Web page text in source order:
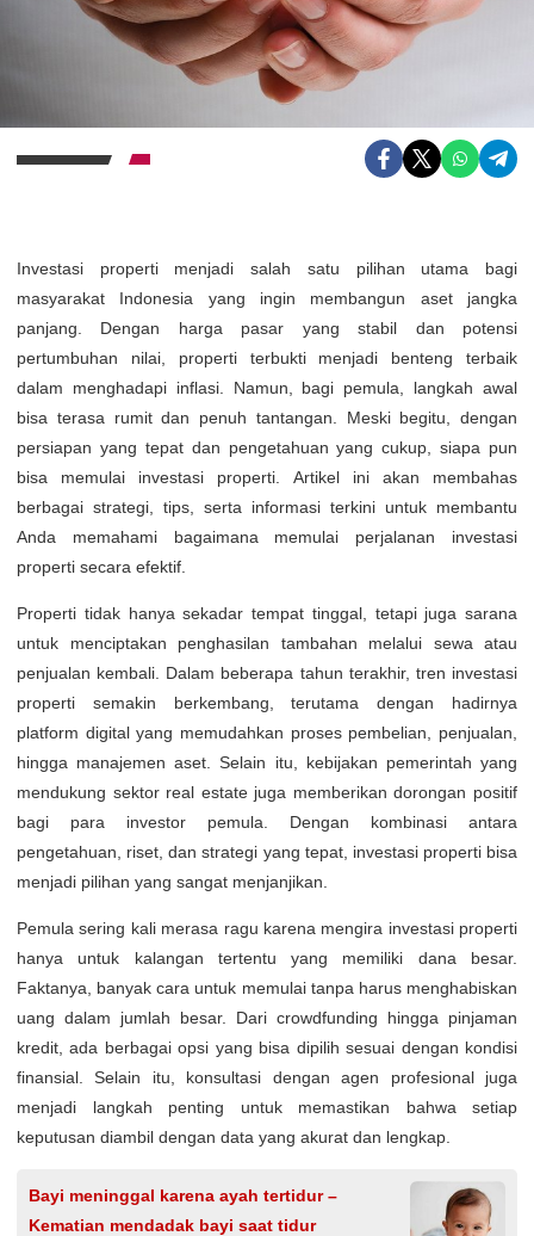
Investasi properti menjadi salah satu pilihan utama bagi
masyarakat Indonesia yang ingin membangun aset jangka
panjang. Dengan harga pasar yang stabil dan potensi
pertumbuhan nilai, properti terbukti menjadi benteng terbaik
dalam menghadapi inflasi. Namun, bagi pemula, langkah awal
bisa terasa rumit dan penuh tantangan. Meski begitu, dengan
persiapan yang tepat dan pengetahuan yang cukup, siapa pun
bisa memulai investasi properti. Artikel ini akan membahas
berbagai strategi, tips, serta informasi terkini untuk membantu
Anda memahami bagaimana memulai perjalanan investasi
properti secara efektif.
Properti tidak hanya sekadar tempat tinggal, tetapi juga sarana
untuk menciptakan penghasilan tambahan melalui sewa atau
penjualan kembali. Dalam beberapa tahun terakhir, tren investasi
properti semakin berkembang, terutama dengan hadirnya
platform digital yang memudahkan proses pembelian, penjualan,
hingga manajemen aset. Selain itu, kebijakan pemerintah yang
mendukung sektor real estate juga memberikan dorongan positif
bagi para investor pemula. Dengan kombinasi antara
pengetahuan, riset, dan strategi yang tepat, investasi properti bisa
menjadi pilihan yang sangat menjanjikan.
Pemula sering kali merasa ragu karena mengira investasi properti
hanya untuk kalangan tertentu yang memiliki dana besar.
Faktanya, banyak cara untuk memulai tanpa harus menghabiskan
uang dalam jumlah besar. Dari crowdfunding hingga pinjaman
kredit, ada berbagai opsi yang bisa dipilih sesuai dengan kondisi
finansial. Selain itu, konsultasi dengan agen profesional juga
menjadi langkah penting untuk memastikan bahwa setiap
keputusan diambil dengan data yang akurat dan lengkap.
Bayi meninggal karena ayah tertidur –
Kematian mendadak bayi saat tidur